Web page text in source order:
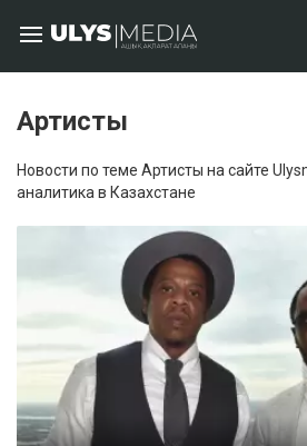
Артисты
Новости по теме Артисты на сайте
аналитика в Казахстане